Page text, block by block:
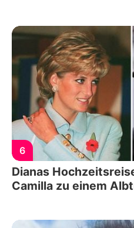
6
Dianas
Camilla zu einem